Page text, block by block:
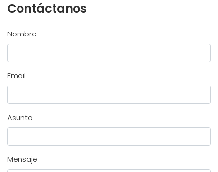
Contáctanos
Nombre
Email
Asunto
Mensaje